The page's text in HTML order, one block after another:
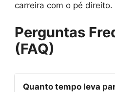
carreira com o pé direito.
Perguntas
(FAQ)
Quanto tempo leva